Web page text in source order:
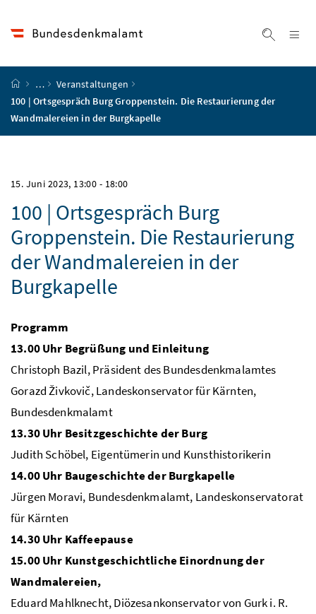
Startseite
…
Veranstaltungen
100 | Ortsgespräch Burg Groppenstein. Die Restaurierung der
Wandmalereien in der Burgkapelle
15. Juni 2023, 13:00 - 18:00
100 | Ortsgespräch Burg
Groppenstein. Die Restaurierung
der Wandmalereien in der
Burgkapelle
Programm
13.00 Uhr Begrüßung und Einleitung
Christoph Bazil, Präsident des Bundesdenkmalamtes
Gorazd Živkovič, Landeskonservator für Kärnten,
Bundesdenkmalamt
13.30 Uhr Besitzgeschichte der Burg
Judith Schöbel, Eigentümerin und Kunsthistorikerin
14.00 Uhr Baugeschichte der Burgkapelle
Jürgen Moravi, Bundesdenkmalamt, Landeskonservatorat
für Kärnten
14.30 Uhr Kaffeepause
15.00 Uhr Kunstgeschichtliche Einordnung der
Wandmalereien,
Eduard Mahlknecht, Diözesankonservator von Gurk i. R.